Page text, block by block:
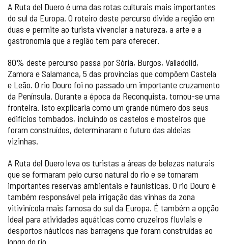
A Ruta del Duero é uma das rotas culturais mais importantes
do sul da Europa. O roteiro deste percurso divide a região em
duas e permite ao turista vivenciar a natureza, a arte e a
gastronomia que a região tem para oferecer.
80% deste percurso passa por Sória, Burgos, Valladolid,
Zamora e Salamanca, 5 das províncias que compõem Castela
e Leão. O rio Douro foi no passado um importante cruzamento
da Península. Durante a época da Reconquista, tornou-se uma
fronteira. Isto explicaria como um grande número dos seus
edifícios tombados, incluindo os castelos e mosteiros que
foram construídos, determinaram o futuro das aldeias
vizinhas.
A Ruta del Duero leva os turistas a áreas de belezas naturais
que se formaram pelo curso natural do rio e se tornaram
importantes reservas ambientais e faunísticas. O rio Douro é
também responsável pela irrigação das vinhas da zona
vitivinícola mais famosa do sul da Europa. É também a opção
ideal para atividades aquáticas como cruzeiros fluviais e
desportos náuticos nas barragens que foram construídas ao
longo do rio.